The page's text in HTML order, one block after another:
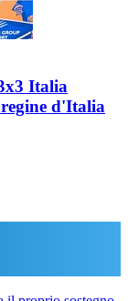
Italia
d'Italia